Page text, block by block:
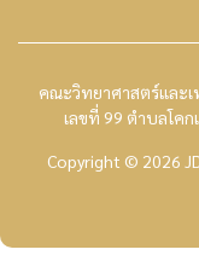
คณะวิทยาศาสตร์และ
เลขที่ 99 ตำบลโคก
Copyright © 2026